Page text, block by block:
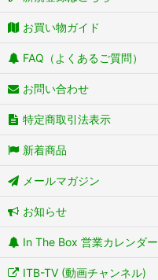
お買い物ガイド
FAQ（よくあるご質問）
お問い合わせ
特定商取引法表示
新着商品
メールマガジン
お知らせ
In The Box 営業カレンダー
ITB-TV (動画チャンネル)